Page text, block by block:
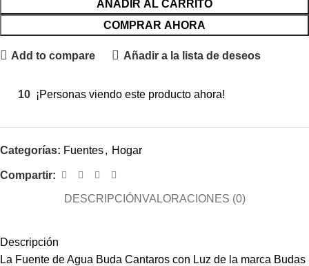
AÑADIR AL CARRITO
COMPRAR AHORA
Add to compare Añadir a la lista de deseos
10 ¡Personas viendo este producto ahora!
Categorías: Fuentes, Hogar
Compartir:
DESCRIPCIÓNVALORACIONES (0)
Descripción
La Fuente de Agua Buda Cantaros con Luz de la marca Budas